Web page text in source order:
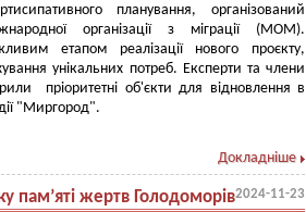
планування, організований
організації з міграції (МОМ).
етапом реалізації нового проєкту,
унікальних потреб. Експерти та члени
пріоритетні об'єкти для відновлення в
"Миргород".
Докладніше
пам’яті жертв Голодоморів2024-11-23